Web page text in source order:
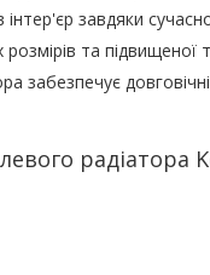
завдяки
та підвищеної
забезпечує
радіатора